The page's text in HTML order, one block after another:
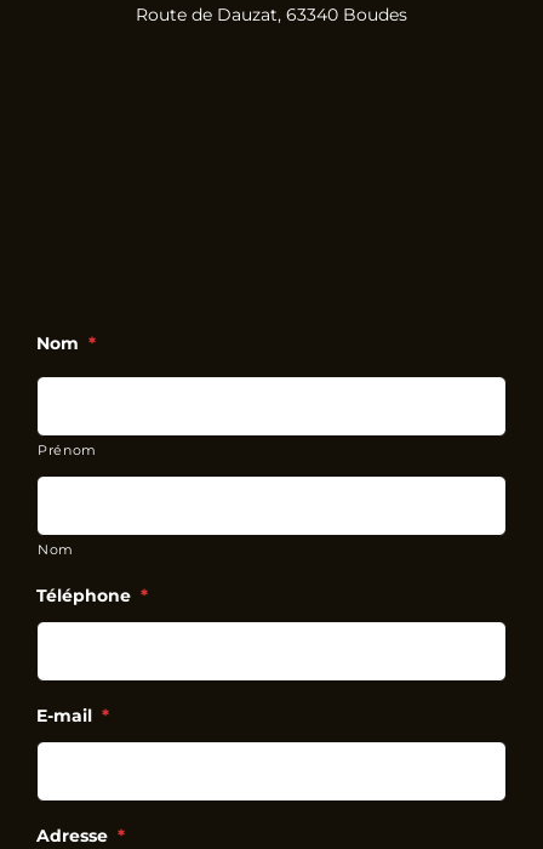
Route de Dauzat, 63340 Boudes
Nom *
Prénom
Nom
Téléphone *
E-mail *
Adresse *